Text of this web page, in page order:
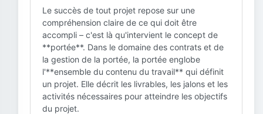
Le succès de tout projet repose sur une
compréhension claire de ce qui doit être
accompli – c'est là qu'intervient le concept de
**portée**. Dans le domaine des contrats et de
la gestion de la portée, la portée englobe
l'**ensemble du contenu du travail** qui définit
un projet. Elle décrit les livrables, les jalons et les
activités nécessaires pour atteindre les objectifs
du projet.